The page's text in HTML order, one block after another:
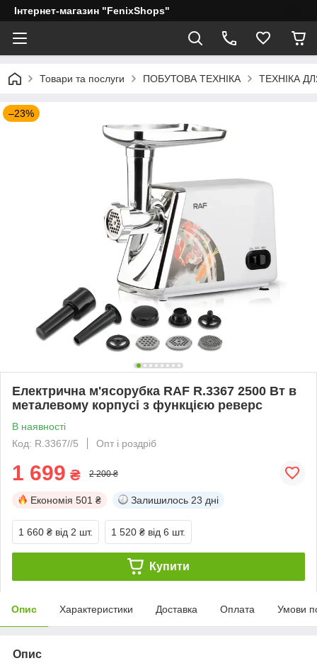
Інтернет-магазин "FenixShops"
Товари та послуги ПОБУТОВА ТЕХНІКА ТЕХНІКА
–23%
Електрична м'ясорубка RAF R.3367 2500 Вт в
металевому корпусі з функцією реверс
В наявності
Код: R.3367//5
Опт і роздріб
1 699 ₴ 2 200 ₴
Економія 501 ₴ Залишилось 23 дні
1 660 ₴ від 2 шт. 1 520 ₴ від 6 шт.
Купити
Опис Характеристики Доставка Оплата Умови
Опис